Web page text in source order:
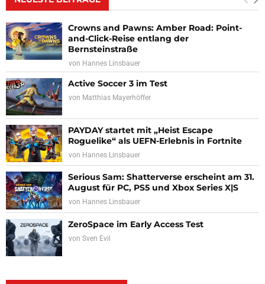
Crowns and Pawns: Amber Road: Point-
and-Click-Reise entlang der
Bernsteinstraße
von Hannes Linsbauer
Active Soccer 3 im Test
von Matthias Mayerhöffer
PAYDAY startet mit „Heist Escape
Roguelike“ als UEFN-Erlebnis in Fortnite
von Hannes Linsbauer
Serious Sam: Shatterverse erscheint am 31.
August für PC, PS5 und Xbox Series X|S
von Hannes Linsbauer
ZeroSpace im Early Access Test
von Sven Evil